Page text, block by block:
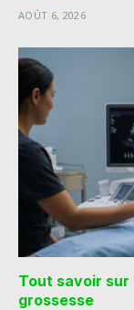
AOÛT 6, 2026
Tout savoir sur
grossesse